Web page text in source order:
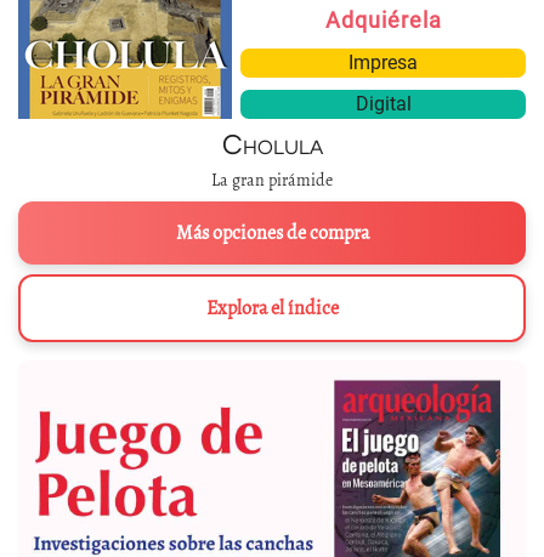
Adquiérela
Impresa
Digital
Cholula
La gran pirámide
Más opciones de compra
Explora el índice